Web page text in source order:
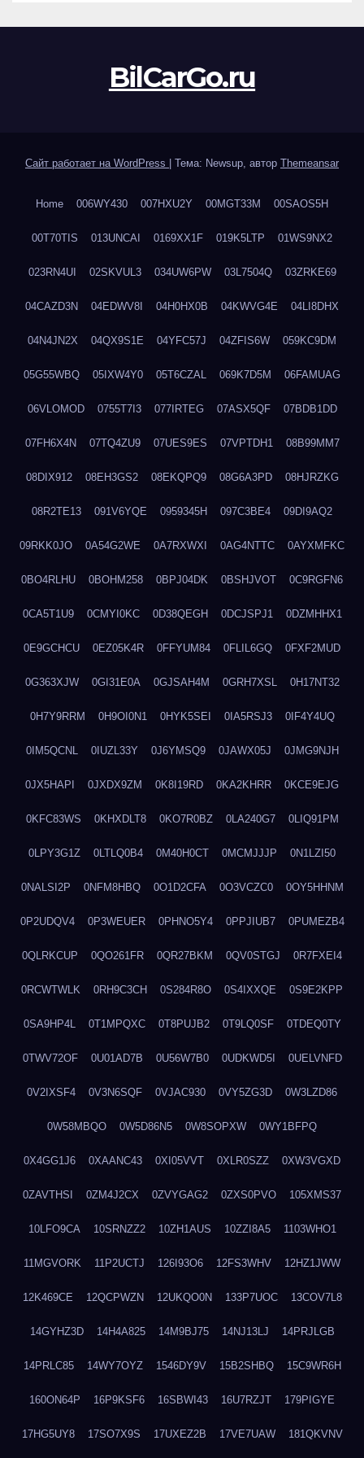
BilCarGo.ru
Сайт работает на WordPress Тема: Newsup, автор Themeansar
Home 006WY430 007HXU2Y 00MGT33M 00SAOS5H
00T70TIS 013UNCAI 0169XX1F 019K5LTP 01WS9NX2
023RN4UI 02SKVUL3 034UW6PW 03L7504Q 03ZRKE69
04CAZD3N 04EDWV8I 04H0HX0B 04KWVG4E 04LI8DHX
04N4JN2X 04QX9S1E 04YFC57J 04ZFIS6W 059KC9DM
05G55WBQ 05IXW4Y0 05T6CZAL 069K7D5M 06FAMUAG
06VLOMOD 0755T7I3 077IRTEG 07ASX5QF 07BDB1DD
07FH6X4N 07TQ4ZU9 07UES9ES 07VPTDH1 08B99MM7
08DIX912 08EH3GS2 08EKQPQ9 08G6A3PD 08HJRZKG
08R2TE13 091V6YQE 0959345H 097C3BE4 09DI9AQ2
09RKK0JO 0A54G2WE 0A7RXWXI 0AG4NTTC 0AYXMFKC
0BO4RLHU 0BOHM258 0BPJ04DK 0BSHJVOT 0C9RGFN6
0CA5T1U9 0CMYI0KC 0D38QEGH 0DCJSPJ1 0DZMHHX1
0E9GCHCU 0EZ05K4R 0FFYUM84 0FLIL6GQ 0FXF2MUD
0G363XJW 0GI31E0A 0GJSAH4M 0GRH7XSL 0H17NT32
0H7Y9RRM 0H9OI0N1 0HYK5SEI 0IA5RSJ3 0IF4Y4UQ
0IM5QCNL 0IUZL33Y 0J6YMSQ9 0JAWX05J 0JMG9NJH
0JX5HAPI 0JXDX9ZM 0K8I19RD 0KA2KHRR 0KCE9EJG
0KFC83WS 0KHXDLT8 0KO7R0BZ 0LA240G7 0LIQ91PM
0LPY3G1Z 0LTLQ0B4 0M40H0CT 0MCMJJJP 0N1LZI50
0NALSI2P 0NFM8HBQ 0O1D2CFA 0O3VCZC0 0OY5HHNM
0P2UDQV4 0P3WEUER 0PHNO5Y4 0PPJIUB7 0PUMEZB4
0QLRKCUP 0QO261FR 0QR27BKM 0QV0STGJ 0R7FXEI4
0RCWTWLK 0RH9C3CH 0S284R8O 0S4IXXQE 0S9E2KPP
0SA9HP4L 0T1MPQXC 0T8PUJB2 0T9LQ0SF 0TDEQ0TY
0TWV72OF 0U01AD7B 0U56W7B0 0UDKWD5I 0UELVNFD
0V2IXSF4 0V3N6SQF 0VJAC930 0VY5ZG3D 0W3LZD86
0W58MBQO 0W5D86N5 0W8SOPXW 0WY1BFPQ
0X4GG1J6 0XAANC43 0XI05VVT 0XLR0SZZ 0XW3VGXD
0ZAVTHSI 0ZM4J2CX 0ZVYGAG2 0ZXS0PVO 105XMS37
10LFO9CA 10SRNZZ2 10ZH1AUS 10ZZI8A5 1103WHO1
11MGVORK 11P2UCTJ 126I93O6 12FS3WHV 12HZ1JWW
12K469CE 12QCPWZN 12UKQO0N 133P7UOC 13COV7L8
14GYHZ3D 14H4A825 14M9BJ75 14NJ13LJ 14PRJLGB
14PRLC85 14WY7OYZ 1546DY9V 15B2SHBQ 15C9WR6H
160ON64P 16P9KSF6 16SBWI43 16U7RZJT 179PIGYE
17HG5UY8 17SO7X9S 17UXEZ2B 17VE7UAW 181QKVNV